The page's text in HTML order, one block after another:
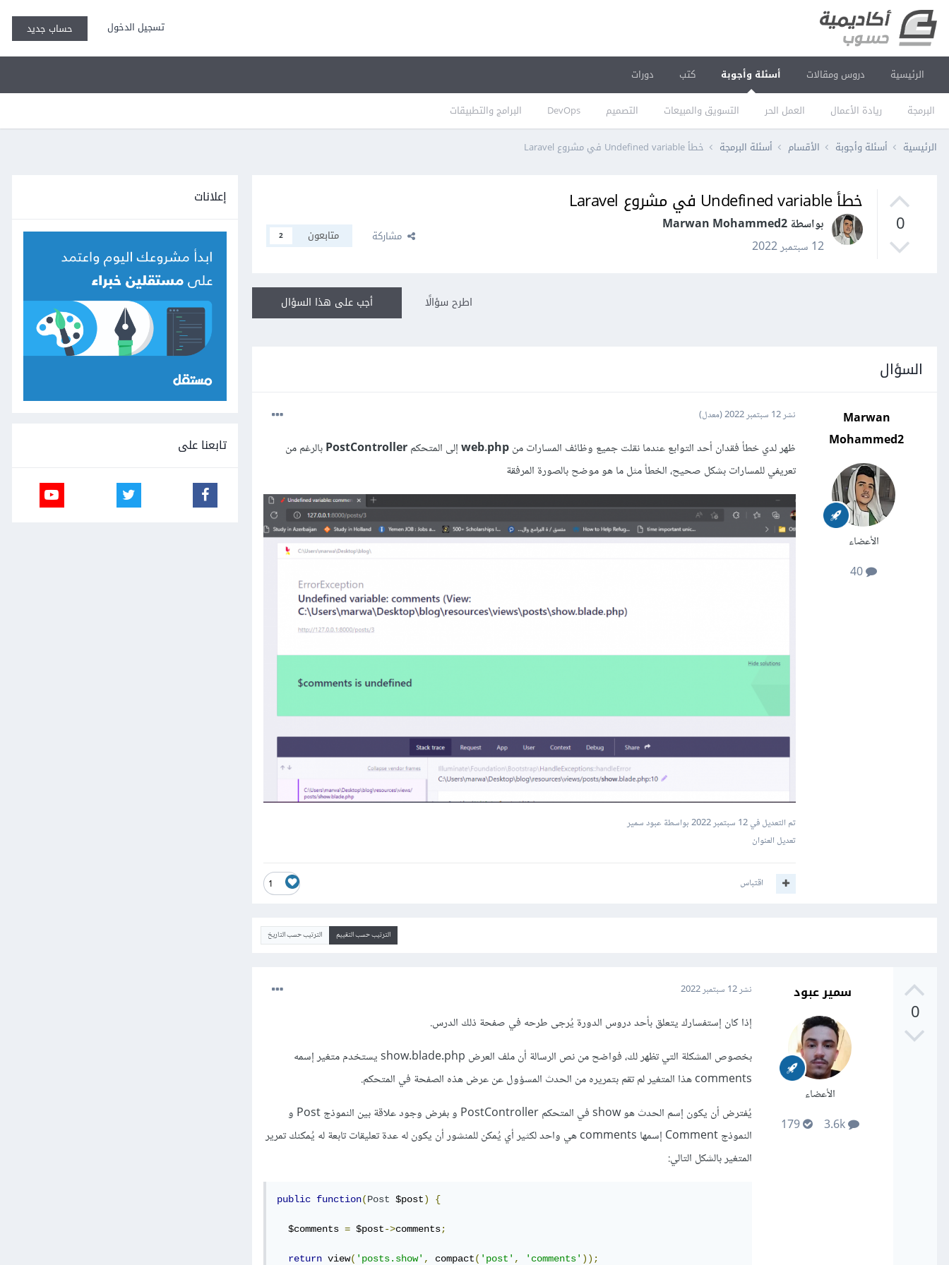
تسجيل الدخول حساب جديد
الرئيسية دروس ومقالات أسئلة وأجوبة
البرمجة ريادة الأعمال العمل الحر التسويق والمبيعات التصميم DevOps البرامج والتطبيقات
كتب دورات
الرئيسية أسئلة وأجوبة الأقسام أسئلة البرمجة خطأ Undefined variable في مشروع Laravel
0
خطأ Undefined variable في مشروع Laravel
بواسطة Marwan Mohammed2
12 سبتمبر 2022
مشاركة متابعون 2
أجب على هذا السؤال اطرح سؤالًا
السؤال
Marwan
Mohammed2
الأعضاء
نشر12 سبتمبر 2022 (معدل)
ظهر لدي خطأ فقدان أحد التوابع عندما نقلت جميع وظائف المسارات منweb.phpإلى المتحكمPostControllerبالرغم من
تعريفي للمسارات بشكل صحيح، الخطأ مثل ما هو موضح بالصورة المرفقة
تم التعديل في12 سبتمبر 2022
بواسطة عبود سمير
تعديل العنوان
1 اقتباس
الترتيب حسب التقييم الترتيب حسب التاريخ
0
سمير عبود
الأعضاء
3.6k
179
نشر12 سبتمبر 2022
إذا كان إستفسارك يتعلق بأحد دروس الدورة يُرجى طرحه في صفحة ذلك الدرس.
بخصوص المشكلة التي تظهر لك، فواضح من نص الرسالة أن ملف العرض show.blade.php يستخدم متغير إسمه
comments هذا المتغير لم تقم بتمريره من الحدث المسؤول عن عرض هذه الصفحة في المتحكم.
يُفترض أن يكون إسم الحدث هو show في المتحكم PostController و بفرض وجود علاقة بين النموذج Post و
النموذج Comment إسمها comments هي واحد لكثير أي يُمكن للمنشور أن يكون له عدة تعليقات تابعة له يُمكنك تمرير
المتغير بالشكل التالي:
public function(Post $post) {
  $comments
= $post->comments;
return view( 'posts.show' , compact( 'post' , 'comments' ));
إعلانات
تابعنا على